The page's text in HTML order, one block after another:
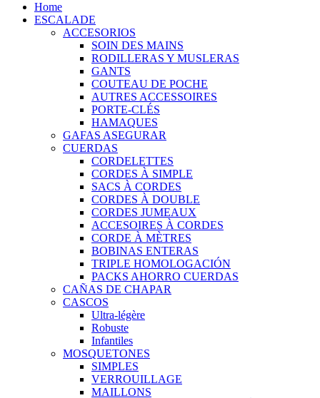
Home
ESCALADE
ACCESORIOS
SOIN DES MAINS
RODILLERAS Y MUSLERAS
GANTS
COUTEAU DE POCHE
AUTRES ACCESSOIRES
PORTE-CLÉS
HAMAQUES
GAFAS ASEGURAR
CUERDAS
CORDELETTES
CORDES À SIMPLE
SACS À CORDES
CORDES À DOUBLE
CORDES JUMEAUX
ACCESOIRES À CORDES
CORDE À MÈTRES
BOBINAS ENTERAS
TRIPLE HOMOLOGACIÓN
PACKS AHORRO CUERDAS
CAÑAS DE CHAPAR
CASCOS
Ultra-légère
Robuste
Infantiles
MOSQUETONES
SIMPLES
VERROUILLAGE
MAILLONS